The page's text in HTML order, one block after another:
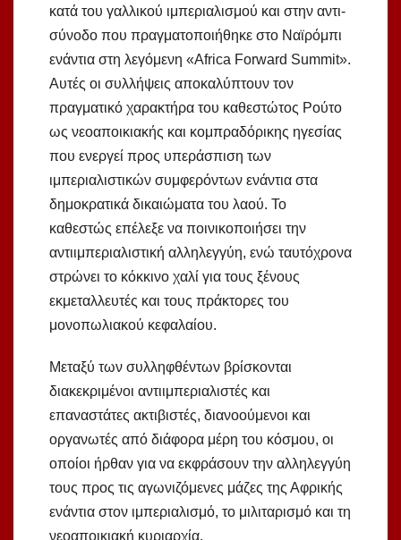
κατά του γαλλικού ιμπεριαλισμού και στην αντι-
σύνοδο που πραγματοποιήθηκε στο Ναϊρόμπι
ενάντια στη λεγόμενη «Africa Forward Summit».
Αυτές οι συλλήψεις αποκαλύπτουν τον
πραγματικό χαρακτήρα του καθεστώτος Ρούτο
ως νεοαποικιακής και κομπραδόρικης ηγεσίας
που ενεργεί προς υπεράσπιση των
ιμπεριαλιστικών συμφερόντων ενάντια στα
δημοκρατικά δικαιώματα του λαού. Το
καθεστώς επέλεξε να ποινικοποιήσει την
αντιιμπεριαλιστική αλληλεγγύη, ενώ ταυτόχρονα
στρώνει το κόκκινο χαλί για τους ξένους
εκμεταλλευτές και τους πράκτορες του
μονοπωλιακού κεφαλαίου.
Μεταξύ των συλληφθέντων βρίσκονται
διακεκριμένοι αντιιμπεριαλιστές και
επαναστάτες ακτιβιστές, διανοούμενοι και
οργανωτές από διάφορα μέρη του κόσμου, οι
οποίοι ήρθαν για να εκφράσουν την αλληλεγγύη
τους προς τις αγωνιζόμενες μάζες της Αφρικής
ενάντια στον ιμπεριαλισμό, το μιλιταρισμό και τη
νεοαποικιακή κυριαρχία.